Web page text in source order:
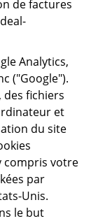
de factures
Analytics,
("Google").
des fichiers
et
du site
compris votre
par
Unis.
le but